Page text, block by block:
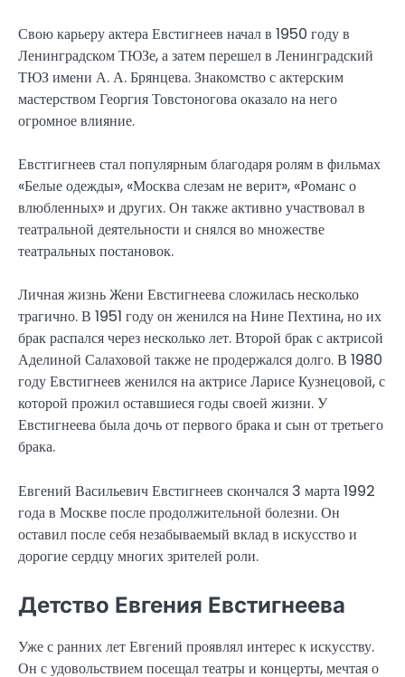
Свою карьеру актера Евстигнеев начал в 1950 году в
Ленинградском ТЮЗе, а затем перешел в Ленинградский
ТЮЗ имени А. А. Брянцева. Знакомство с актерским
мастерством Георгия Товстоногова оказало на него
огромное влияние.
Евстгигнеев стал популярным благодаря ролям в фильмах
«Белые одежды», «Москва слезам не верит», «Романс о
влюбленных» и других. Он также активно участвовал в
театральной деятельности и снялся во множестве
театральных постановок.
Личная жизнь Жени Евстигнеева сложилась несколько
трагично. В 1951 году он женился на Нине Пехтина, но их
брак распался через несколько лет. Второй брак с актрисой
Аделиной Салаховой также не продержался долго. В 1980
году Евстигнеев женился на актрисе Ларисе Кузнецовой, с
которой прожил оставшиеся годы своей жизни. У
Евстигнеева была дочь от первого брака и сын от третьего
брака.
Евгений Васильевич Евстигнеев скончался 3 марта 1992
года в Москве после продолжительной болезни. Он
оставил после себя незабываемый вклад в искусство и
дорогие сердцу многих зрителей роли.
Детство Евгения Евстигнеева
Уже с ранних лет Евгений проявлял интерес к искусству.
Он с удовольствием посещал театры и концерты, мечтая о